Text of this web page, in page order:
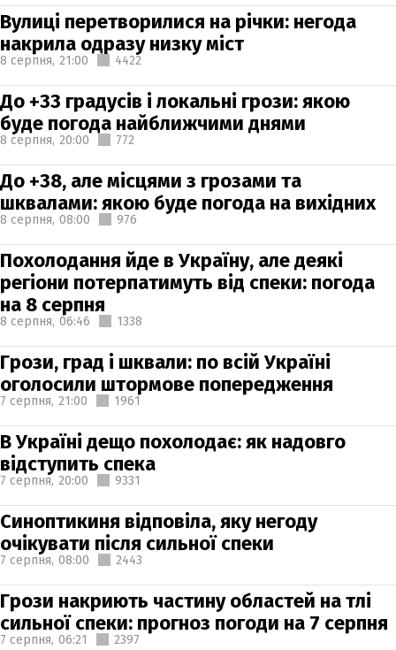
Вулиці перетворилися на річки: негода
накрила одразу низку міст
8 серпня, 21:00 4422
До +33 градусів і локальні грози: якою
буде погода найближчими днями
8 серпня, 20:00 772
До +38, але місцями з грозами та
шквалами: якою буде погода на вихідних
8 серпня, 08:00 976
Похолодання йде в Україну, але деякі
регіони потерпатимуть від спеки: погода
на 8 серпня
8 серпня, 06:46 1338
Грози, град і шквали: по всій Україні
оголосили штормове попередження
7 серпня, 21:00 1961
В Україні дещо похолодає: як надовго
відступить спека
7 серпня, 20:00 9331
Синоптикиня відповіла, яку негоду
очікувати після сильної спеки
7 серпня, 08:00 2443
Грози накриють частину областей на тлі
сильної спеки: прогноз погоди на 7 серпня
7 серпня, 06:21 2397